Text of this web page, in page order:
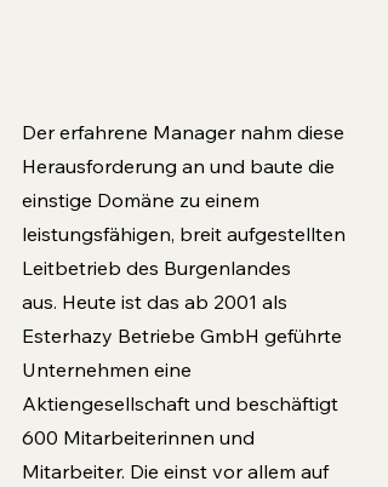
Der erfahrene Manager nahm diese
Herausforderung an und baute die
einstige Domäne zu einem
leistungsfähigen, breit aufgestellten
Leitbetrieb des Burgenlandes
aus. Heute ist das ab 2001 als
Esterhazy Betriebe GmbH geführte
Unternehmen eine
Aktiengesellschaft und beschäftigt
600 Mitarbeiterinnen und
Mitarbeiter. Die einst vor allem auf